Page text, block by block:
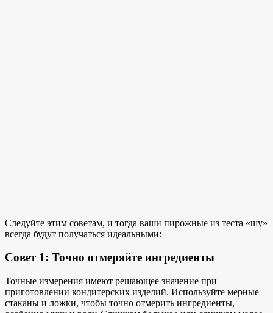
Следуйте этим советам, и тогда ваши пирожные из теста «шу»
всегда будут получаться идеальными:
Совет 1: Точно отмеряйте ингредиенты
Точные измерения имеют решающее значение при
приготовлении кондитерских изделий. Используйте мерные
стаканы и ложки, чтобы точно отмерить ингредиенты,